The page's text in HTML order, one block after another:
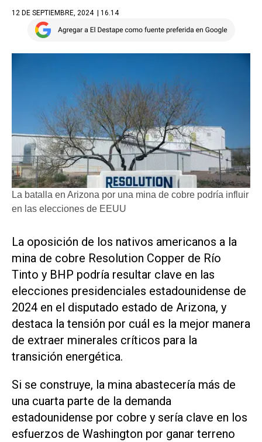
12 DE SEPTIEMBRE, 2024 | 16.14
La batalla en Arizona por una mina de cobre podría influir
en las elecciones de EEUU
La oposición de los nativos americanos a la
mina de cobre Resolution Copper de Río
Tinto y BHP podría resultar clave en las
elecciones presidenciales estadounidense de
2024 en el disputado estado de Arizona, y
destaca la tensión por cuál es la mejor manera
de extraer minerales críticos para la
transición energética.
Si se construye, la mina abastecería más de
una cuarta parte de la demanda
estadounidense por cobre y sería clave en los
esfuerzos de Washington por ganar terreno